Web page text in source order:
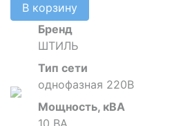
В корзину
Бренд
ШТИЛЬ
Тип сети
однофазная 220В
Мощность, кВА
10 ВА